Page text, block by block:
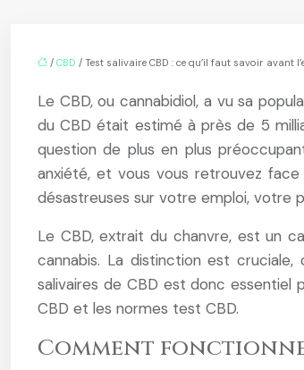
/ CBD / Test salivaire CBD : ce qu’il faut savoir avant
Le CBD, ou cannabidiol, a vu sa
du CBD était estimé à près de 5
question de plus en plus
anxiété, et vous vous retrouvez
désastreuses sur votre emploi, votre
Le CBD, extrait du chanvre, est un
cannabis. La distinction est
salivaires de CBD est donc essentiel
CBD et les normes test CBD.
Comment fonctionne